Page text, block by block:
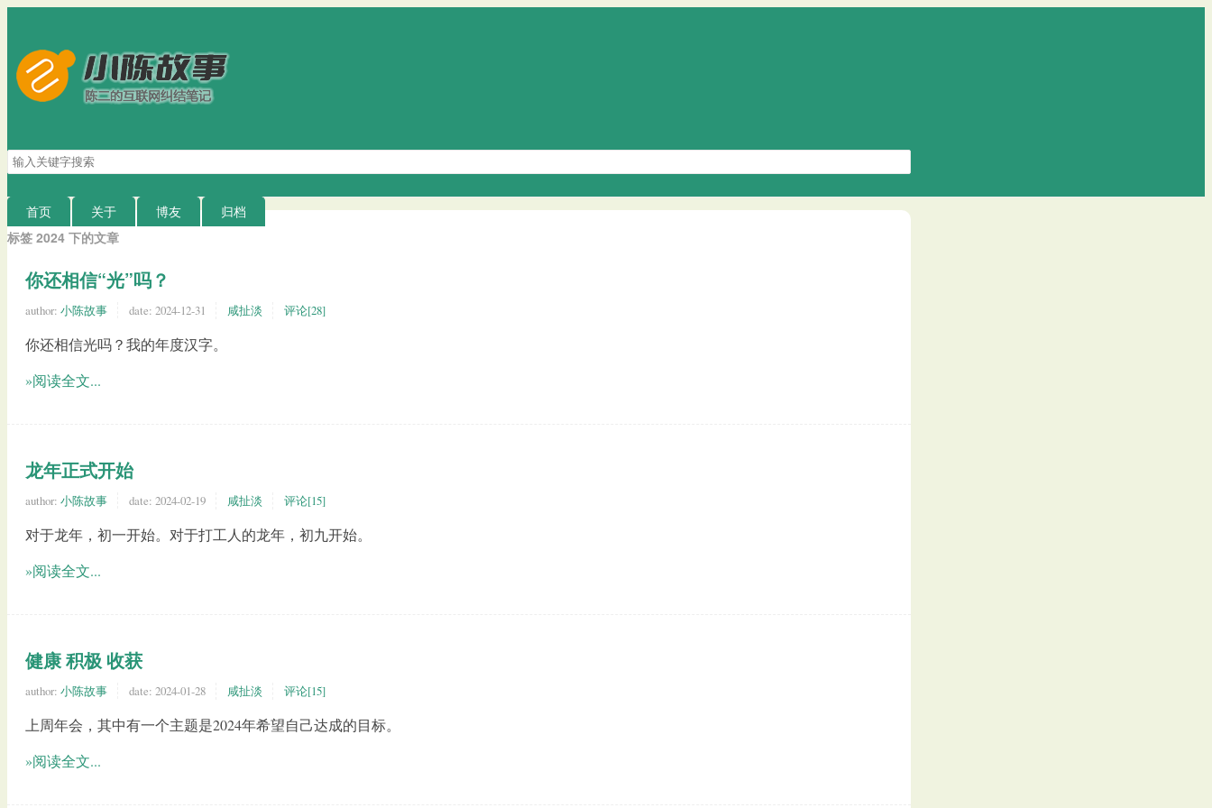
搜
索
关
字
首页 关于 博友 归档
标签 2024 下的文章
你还相信“光”吗？
author: 小陈故事 date: 2024-12-31 咸扯淡 评论[28]
你还相信光吗？我的年度汉字。
»阅读全文...
龙年正式开始
author: 小陈故事 date: 2024-02-19 咸扯淡 评论[15]
对于龙年，初一开始。对于打工人的龙年，初九开始。
»阅读全文...
健康 积极 收获
author: 小陈故事 date: 2024-01-28 咸扯淡 评论[15]
上周年会，其中有一个主题是2024年希望自己达成的目标。
»阅读全文...